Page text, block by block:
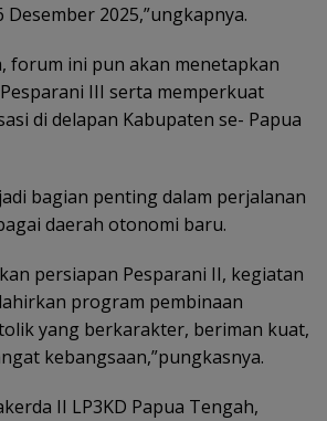
2025,”ungkapnya.
forum ini pun akan menetapkan
III serta memperkuat
di delapan Kabupaten se- Papua
bagian penting dalam perjalanan
daerah otonomi baru.
persiapan Pesparani II, kegiatan
program pembinaan
yang berkarakter, beriman kuat,
kebangsaan,”pungkasnya.
II LP3KD Papua Tengah,